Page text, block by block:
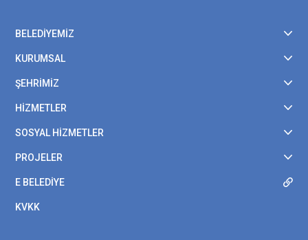
BELEDİYEMİZ
KURUMSAL
ŞEHRİMİZ
HİZMETLER
SOSYAL HİZMETLER
PROJELER
E BELEDİYE
KVKK